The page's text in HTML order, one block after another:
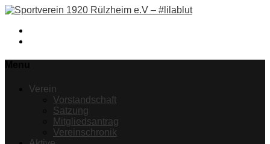
Verein
Vorstandschaft
Satzung
Mitgliedsantrag
Vereinschronik